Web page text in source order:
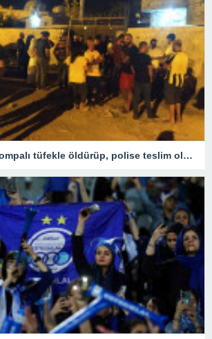
Eşini ve 3 kızını pompalı tüfekle öldürüp, polise teslim oldu – Son Dakika Türkiye Haberleri